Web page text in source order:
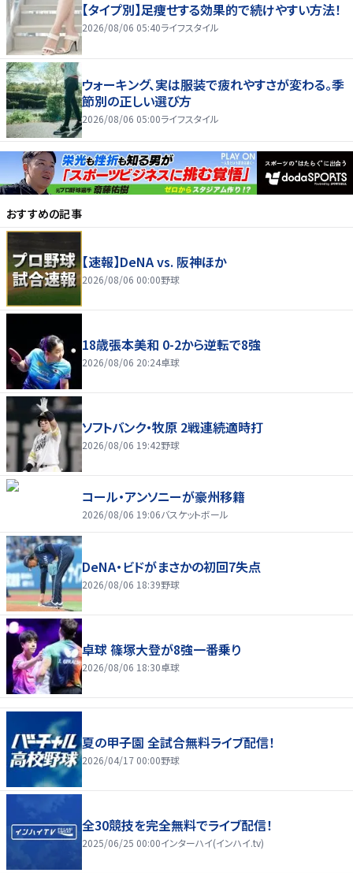
【タイプ別】足痩せする効果的で続けやすい方法！
2026/08/06 05:40ライフスタイル
ウォーキング、実は服装で疲れやすさが変わる。季
節別の正しい選び方
2026/08/06 05:00ライフスタイル
おすすめの記事
【速報】DeNA vs. 阪神ほか
2026/08/06 00:00野球
18歳張本美和 0-2から逆転で8強
2026/08/06 20:24卓球
ソフトバンク・牧原 2戦連続適時打
2026/08/06 19:42野球
コール・アンソニーが豪州移籍
2026/08/06 19:06バスケットボール
DeNA・ビドがまさかの初回7失点
2026/08/06 18:39野球
卓球 篠塚大登が8強一番乗り
2026/08/06 18:30卓球
夏の甲子園 全試合無料ライブ配信！
2026/04/17 00:00野球
全30競技を完全無料でライブ配信！
2025/06/25 00:00インターハイ(インハイ.tv)